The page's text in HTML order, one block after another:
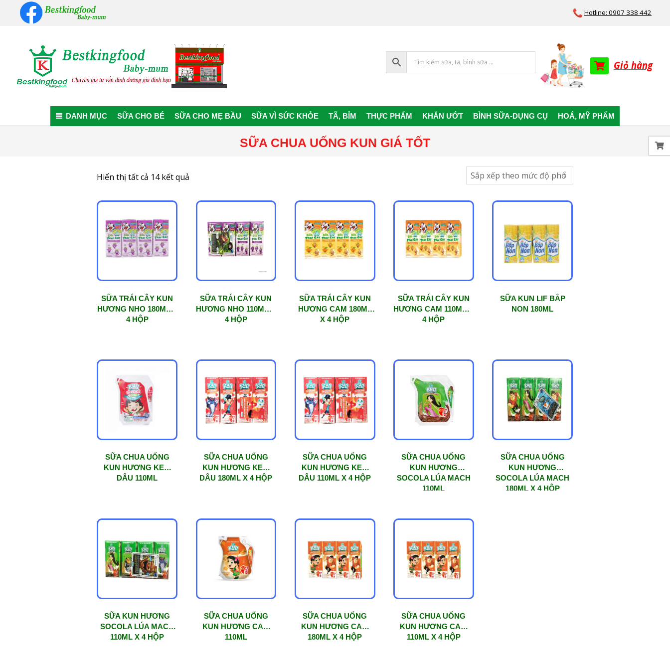
Hotline: 0907 338 442
Baby-
mum
Giỏ hàng
Primary
Menu
DANH MỤC SỮA CHO BÉ SỮA CHO MẸ BẦU SỮA VÌ SỨC KHỎE TÃ, BỈM THỰC PHẨM KHĂN ƯỚT BÌNH SỮA-DỤNG CỤ HOÁ, MỸ PHẨM
SỮA CHUA UỐNG KUN GIÁ TỐT
Hiển thị tất cả 14 kết quả
xếp
SỮA TRÁI CÂY KUN
HƯƠNG NHO 180ML X
4 HỘP
SỮA TRÁI CÂY KUN
HƯƠNG NHO 110ML X
4 HỘP
SỮA TRÁI CÂY KUN
HƯƠNG CAM 180ML
X 4 HỘP
SỮA TRÁI CÂY KUN
HƯƠNG CAM 110ML X
4 HỘP
SỮA KUN LIF BẮP
NON 180ML
SỮA CHUA UỐNG
KUN HƯƠNG KEM
DÂU 110ML
SỮA CHUA UỐNG
KUN HƯƠNG KEM
DÂU 180ML X 4 HỘP
SỮA CHUA UỐNG
KUN HƯƠNG KEM
DÂU 110ML X 4 HỘP
SỮA CHUA UỐNG
KUN HƯƠNG
SOCOLA LÚA MACH
110ML
SỮA CHUA UỐNG
KUN HƯƠNG
SOCOLA LÚA MACH
180ML X 4 HỘP
SỮA KUN HƯƠNG
SOCOLA LÚA MACH
110ML X 4 HỘP
SỮA CHUA UỐNG
KUN HƯƠNG CAM
110ML
SỮA CHUA UỐNG
KUN HƯƠNG CAM
180ML X 4 HỘP
SỮA CHUA UỐNG
KUN HƯƠNG CAM
110ML X 4 HỘP